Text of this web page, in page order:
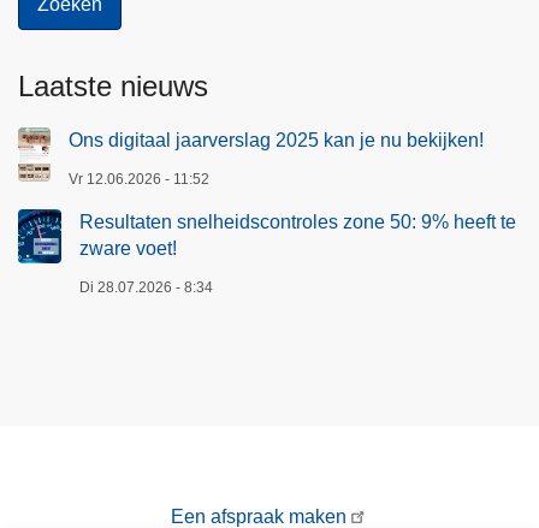
Laatste nieuws
Ons digitaal jaarverslag 2025 kan je nu bekijken!
Vr 12.06.2026 - 11:52
Resultaten snelheidscontroles zone 50: 9% heeft te
zware voet!
Di 28.07.2026 - 8:34
Een afspraak maken